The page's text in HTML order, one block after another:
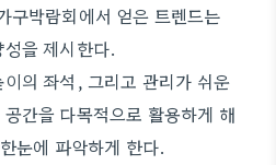
구박람회에서 얻은 트렌드는
을 제시한다.
의 좌석, 그리고 관리가 쉬운
간을 다목적으로 활용하게 해
눈에 파악하게 한다.